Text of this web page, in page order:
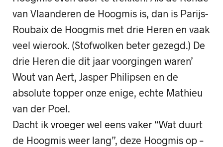
van Vlaanderen de Hoogmis is, dan is Parijs-
Roubaix de Hoogmis met drie Heren en vaak
veel wierook. (Stofwolken beter gezegd.) De
drie Heren die dit jaar voorgingen waren’
Wout van Aert, Jasper Philipsen en de
absolute topper onze enige, echte Mathieu
van der Poel.
Dacht ik vroeger wel eens vaker “Wat duurt
de Hoogmis weer lang”, deze Hoogmis op –